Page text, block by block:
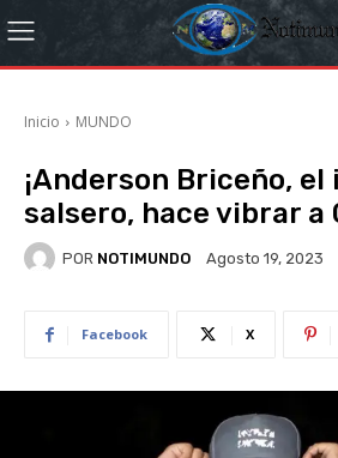
Inicio MUNDO
¡Anderson Briceño,
salsero, hace vibrar a
POR NOTIMUNDO Agosto 19, 2023
Facebook X